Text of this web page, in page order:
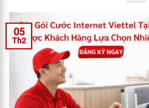
05
Th2